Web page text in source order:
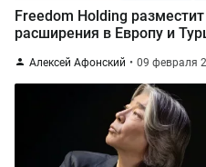
Freedom Holding
расширения в Европу и
Алексей Афонский 09 февраля